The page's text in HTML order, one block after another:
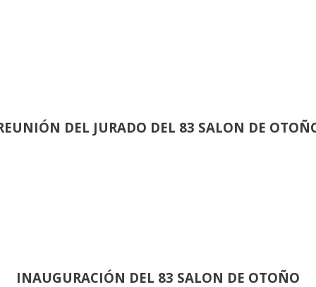
DEL JURADO DEL 83 SALON DE
INAUGURACIÓN DEL 83 SALON DE OTOÑO